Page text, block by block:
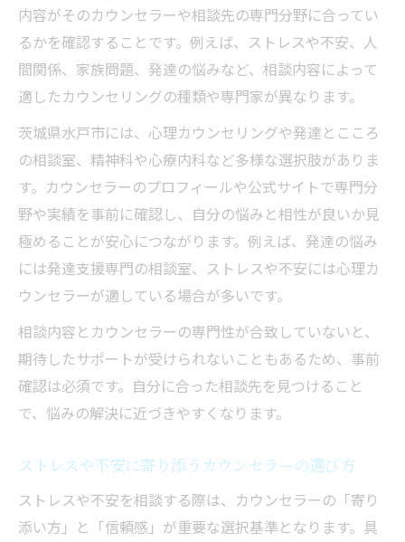
内容がそのカウンセラーや相談先の専門分野に合ってい
るかを確認することです。例えば、ストレスや不安、人
間関係、家族問題、発達の悩みなど、相談内容によって
適したカウンセリングの種類や専門家が異なります。
茨城県水戸市には、心理カウンセリングや発達とこころ
の相談室、精神科や心療内科など多様な選択肢がありま
す。カウンセラーのプロフィールや公式サイトで専門分
野や実績を事前に確認し、自分の悩みと相性が良いか見
極めることが安心につながります。例えば、発達の悩み
には発達支援専門の相談室、ストレスや不安には心理カ
ウンセラーが適している場合が多いです。
相談内容とカウンセラーの専門性が合致していないと、
期待したサポートが受けられないこともあるため、事前
確認は必須です。自分に合った相談先を見つけること
で、悩みの解決に近づきやすくなります。
ストレスや不安に寄り添うカウンセラーの選び方
ストレスや不安を相談する際は、カウンセラーの「寄り
添い方」と「信頼感」が重要な選択基準となります。具